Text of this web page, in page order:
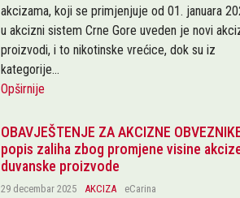
akcizama, koji se primjenjuje od 01. januara
u akcizni sistem Crne Gore uveden je novi
proizvodi, i to nikotinske vrećice, dok su iz
kategorije...
Opširnije
OBAVJEŠTENJE ZA AKCIZNE
popis zaliha zbog promjene visine
duvanske proizvode
29 decembar 2025 AKCIZA eCarina